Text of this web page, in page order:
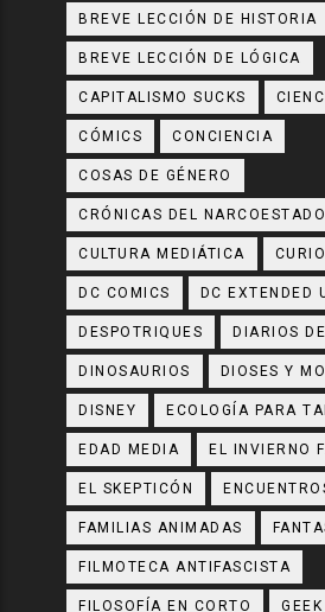
BREVE LECCIÓN DE HISTORIA
BREVE LECCIÓN DE LÓGICA
CAPITALISMO SUCKS
CÓMICS CONCIENCIA
COSAS DE GÉNERO
CRÓNICAS DEL NARCOESTADO
CULTURA MEDIÁTICA
DC COMICS DC EXTENDED
DESPOTRIQUES DIARIOS
DINOSAURIOS DIOSES Y
DISNEY ECOLOGÍA PARA
EDAD MEDIA EL INVIERNO
EL SKEPTICÓN
FAMILIAS ANIMADAS
FILMOTECA ANTIFASCISTA
FILOSOFÍA EN CORTO